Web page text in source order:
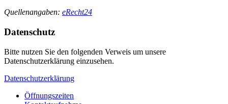
Quellenangaben: eRecht24
Datenschutz
Bitte nutzen Sie den folgenden Verweis um unsere
Datenschutzerklärung einzusehen.
Datenschutzerklärung
Öffnungszeiten